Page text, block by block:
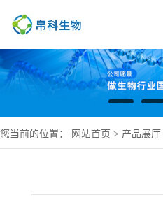
您当前的位置： 网站首页 > 产品展厅